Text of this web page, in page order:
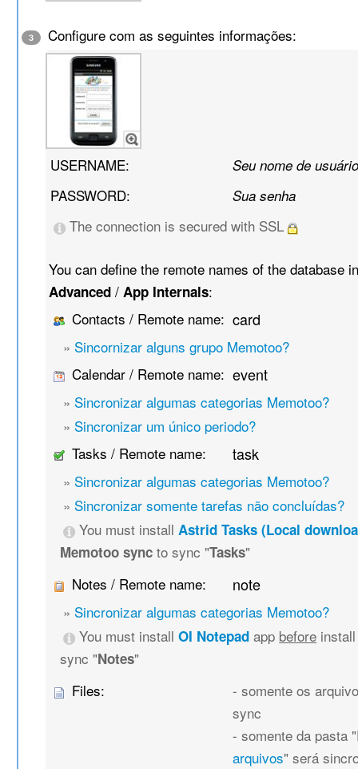
3 Configure com as seguintes informações:
USERNAME: Seu nome de
PASSWORD: Sua senha
The connection is secured with SSL
You can define the remote names of the database
Advanced /App Internals:
Contacts / Remote name: card
» Sincornizar alguns grupo Memotoo?
Calendar / Remote name: event
» Sincronizar algumas categorias Memotoo?
» Sincronizar um único periodo?
Tasks / Remote name:
task
» Sincronizar algumas categorias Memotoo?
» Sincronizar somente tarefas não concluídas?
You must installAstrid Tasks (Local
Memotoo sync to sync "Tasks"
Notes / Remote name:
note
» Sincronizar algumas categorias Memotoo?
You must installOI Notepad app before
sync "Notes"
Files:
- somente os
sync
- somente da pasta
arquivos" será